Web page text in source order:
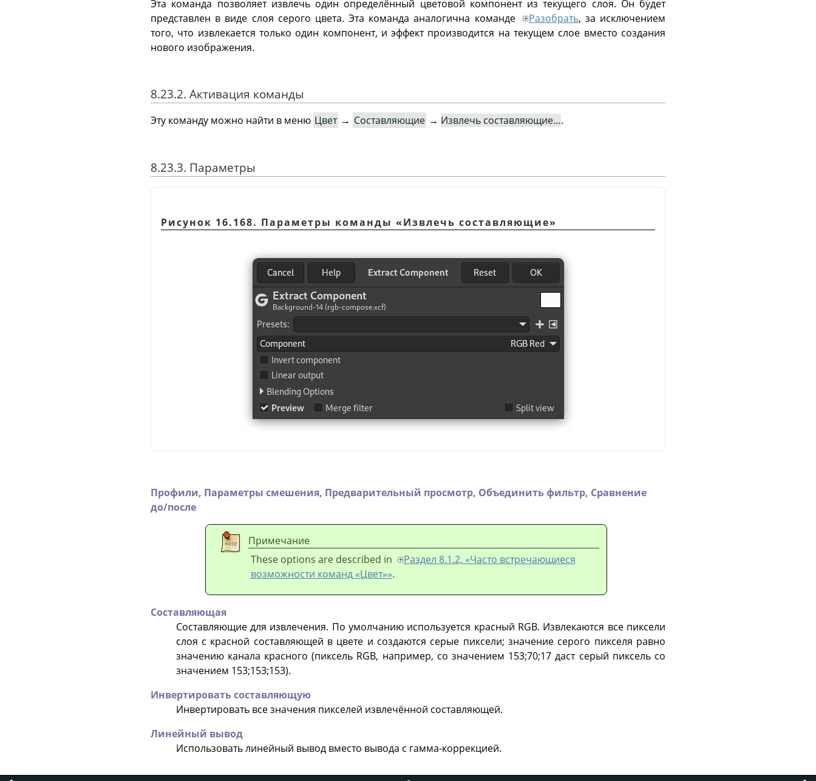
Эта команда позволяет извлечь один определённый цветовой компонент из текущего слоя. Он будет
представлен в виде слоя серого цвета. Эта команда аналогична команде
Разобрать, за исключением
того, что извлекается только один компонент, и эффект производится на текущем слое вместо создания
нового изображения.
8.23.2. Активация команды
Эту команду можно найти в меню Цвет → Составляющие → Извлечь составляющие….
8.23.3. Параметры
Рисунок 16.168. Параметры команды «Извлечь составляющие»
Профили, Параметры смешения, Предварительный просмотр, Объединить фильтр, Сравнение
до/после
Примечание
These options are described in
Раздел 8.1.2, «Часто встречающиеся
возможности команд «Цвет»».
Составляющая
Составляющие для извлечения. По умолчанию используется красный RGB. Извлекаются все пиксели
слоя с красной составляющей в цвете и создаются серые пиксели; значение серого пикселя равно
значению канала красного (пиксель RGB, например, со значением 153;70;17 даст серый пиксель со
значением 153;153;153).
Инвертировать составляющую
Инвертировать все значения пикселей извлечённой составляющей.
Линейный вывод
Использовать линейный вывод вместо вывода с гамма-коррекцией.